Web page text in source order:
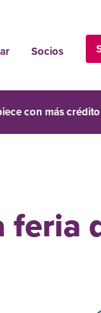
Socios
con más crédito
feria